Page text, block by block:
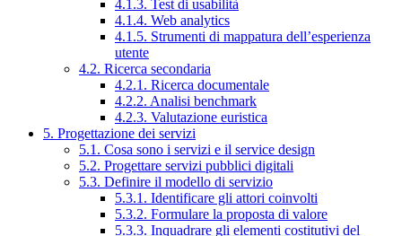
4.1.3. Test di usabilità
4.1.4. Web analytics
4.1.5. Strumenti di mappatura dell’esperienza
utente
4.2. Ricerca secondaria
4.2.1. Ricerca documentale
4.2.2. Analisi benchmark
4.2.3. Valutazione euristica
5. Progettazione dei servizi
5.1. Cosa sono i servizi e il service design
5.2. Progettare servizi pubblici digitali
5.3. Definire il modello di servizio
5.3.1. Identificare gli attori coinvolti
5.3.2. Formulare la proposta di valore
5.3.3. Inquadrare gli elementi costitutivi del